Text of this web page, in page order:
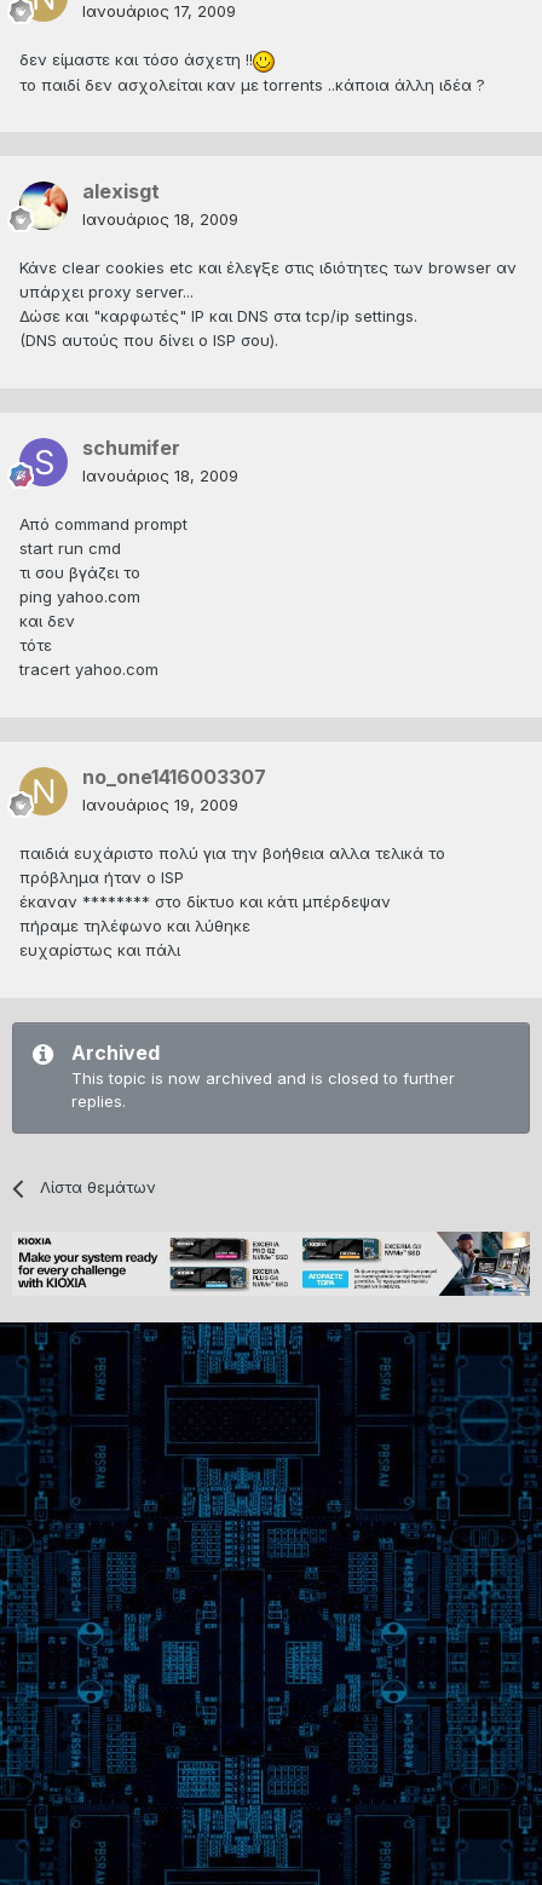
Ιανουάριος 17, 2009
δεν είμαστε και τόσο άσχετη !!
το παιδί δεν ασχολείται καν με torrents ..κάποια άλλη ιδέα ?
alexisgt
Ιανουάριος 18, 2009
Κάνε clear cookies etc και έλεγξε στις ιδιότητες των browser αν
υπάρχει proxy server...
Δώσε και "καρφωτές" IP και DNS στα tcp/ip settings.
(DNS αυτούς που δίνει ο ISP σου).
schumifer
Ιανουάριος 18, 2009
Από command prompt
start run cmd
τι σου βγάζει το
ping yahoo.com
και δεν
τότε
tracert yahoo.com
no_one1416003307
Ιανουάριος 19, 2009
παιδιά ευχάριστο πολύ για την βοήθεια αλλα τελικά το
πρόβλημα ήταν ο ISP
έκαναν ******** στο δίκτυο και κάτι μπέρδεψαν
πήραμε τηλέφωνο και λύθηκε
ευχαρίστως και πάλι
Archived
This topic is now archived and is closed to further
replies.
Λίστα θεμάτων